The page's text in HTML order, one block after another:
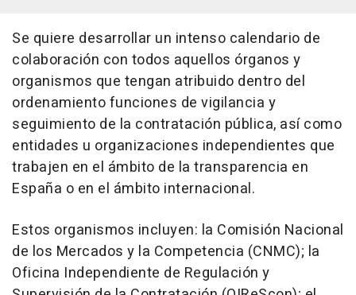
Se quiere desarrollar un intenso calendario de
colaboración con todos aquellos órganos y
organismos que tengan atribuido dentro del
ordenamiento funciones de vigilancia y
seguimiento de la contratación pública, así como
entidades u organizaciones independientes que
trabajen en el ámbito de la transparencia en
España o en el ámbito internacional.
Estos organismos incluyen: la Comisión Nacional
de los Mercados y la Competencia (CNMC); la
Oficina Independiente de Regulación y